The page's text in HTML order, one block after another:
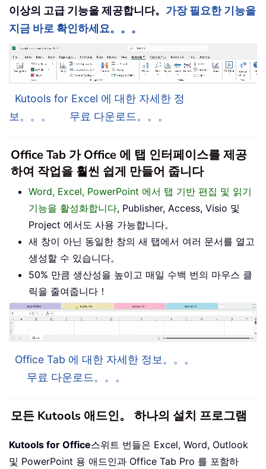
이상의 고급 기능을 제공합니다。 가장 필요한 기능을
지금 바로 확인하세요。。。
Kutools for Excel 에 대한 자세한 정
보。。。
무료 다운로드。。。
Office Tab 가 Office 에 탭 인터페이스를 제공
하여 작업을 훨씬 쉽게 만들어 줍니다
Word, Excel, PowerPoint 에서 탭 기반 편집 및 읽기
기능을 활성화합니다, Publisher, Access, Visio 및
Project 에서도 사용 가능합니다。
새 창이 아닌 동일한 창의 새 탭에서 여러 문서를 열고
생성할 수 있습니다。
50% 만큼 생산성을 높이고 매일 수백 번의 마우스 클
릭을 줄여줍니다！
Office Tab 에 대한 자세한 정보。。。
무료 다운로드。。。
모든 Kutools 애드인。 하나의 설치 프로그램
Kutools for Office스위트 번들은 Excel, Word, Outlook
및 PowerPoint 용 애드인과 Office Tab Pro 를 포함하